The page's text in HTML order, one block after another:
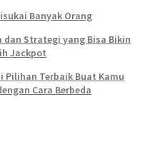
Banyak Orang
dan Strategi yang Bisa Bikin
Jackpot
Pilihan Terbaik Buat Kamu
Cara Berbeda